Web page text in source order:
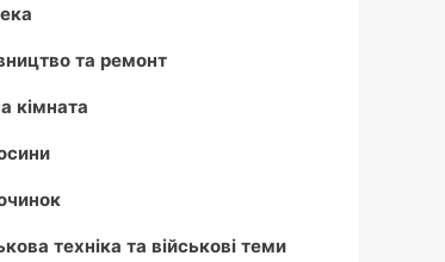
та ремонт
кімната
техніка та військові теми